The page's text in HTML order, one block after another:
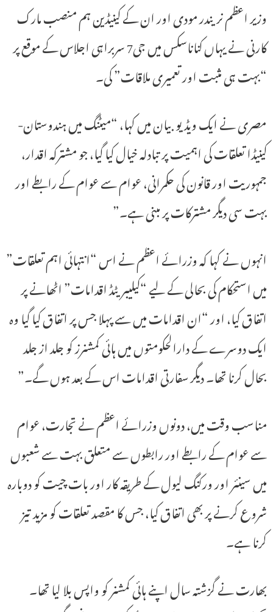
وزیر اعظم نریندر مودی اور ان کے کینیڈین ہم منصب مارک
کارنی نے یہاں کناناسکس میں جی7 سربراہی اجلاس کے موقع پر
“بہت ہی مثبت اور تعمیری ملاقات” کی۔
مصری نے ایک ویڈیو بیان میں کہا، “میٹنگ میں ہندوستان-
کینیڈا تعلقات کی اہمیت پر تبادلہ خیال کیا گیا، جو مشترکہ اقدار،
جمہوریت اور قانون کی حکمرانی، عوام سے عوام کے رابطے اور
بہت سی دیگر مشترکات پر مبنی ہے۔”
انہوں نے کہا کہ وزرائے اعظم نے اس “انتہائی اہم تعلقات”
میں استحکام کی بحالی کے لیے “کیلیبریٹڈ اقدامات” اٹھانے پر
اتفاق کیا، اور “ان اقدامات میں سے پہلا جس پر اتفاق کیا گیا وہ
ایک دوسرے کے دارالحکومتوں میں ہائی کمشنرز کو جلد از جلد
بحال کرنا تھا۔ دیگر سفارتی اقدامات اس کے بعد ہوں گے۔”
مناسب وقت میں، دونوں وزرائے اعظم نے تجارت، عوام
سے عوام کے رابطے اور رابطوں سے متعلق بہت سے شعبوں
میں سینئر اور ورکنگ لیول کے طریقہ کار اور بات چیت کو دوبارہ
شروع کرنے پر بھی اتفاق کیا، جس کا مقصد تعلقات کو مزید تیز
کرنا ہے۔
بھارت نے گزشتہ سال اپنے ہائی کمشنر کو واپس بلا لیا تھا۔